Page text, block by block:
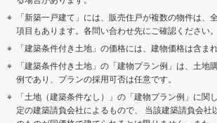
「新築一戸建て」には、販売住戸が複数の物件は、
項目もあります。各問い合わせ先にご確認ください。
「建築条件付き土地」の価格には、建物価格は含まれ
「建築条件付き土地」の「建物プラン例」は、土地
例であり、プランの採用可否は任意です。
「土地（建築条件なし）」の「建物プラン例」に関
定の建築請負会社によるもので、 当該建築請負会社